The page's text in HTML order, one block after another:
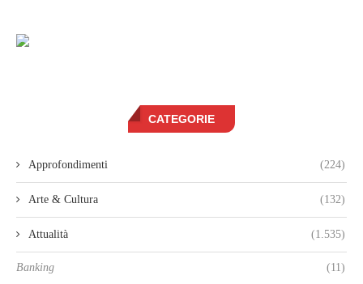
CATEGORIE
Approfondimenti (224)
Arte & Cultura (132)
Attualità (1.535)
Banking (11)